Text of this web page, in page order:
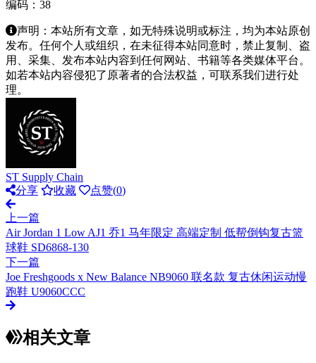
编码：38
声明：本站所有文章，如无特殊说明或标注，均为本站原创
发布。任何个人或组织，在未征得本站同意时，禁止复制、盗
用、采集、发布本站内容到任何网站、书籍等各类媒体平台。
如若本站内容侵犯了原著者的合法权益，可联系我们进行处
理。
ST Supply Chain
分享
收藏 点赞(0)
上一篇
Air Jordan 1 Low AJ1 乔1 马年限定 高端定制 低帮倒钩复古篮
球鞋 SD6868-130
下一篇
Joe Freshgoods x New Balance NB9060 联名款 复古休闲运动慢
跑鞋 U9060CCC
相关文章